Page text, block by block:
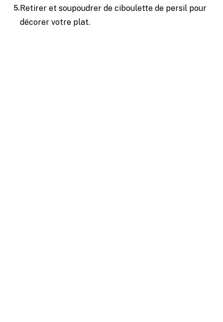
Retirer et soupoudrer de ciboulette de persil pour
décorer votre plat.